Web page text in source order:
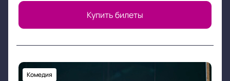
Купить билеты
Комедия